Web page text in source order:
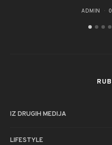
ADMIN
IZ DRUGIH MEDIJA
LIFESTYLE